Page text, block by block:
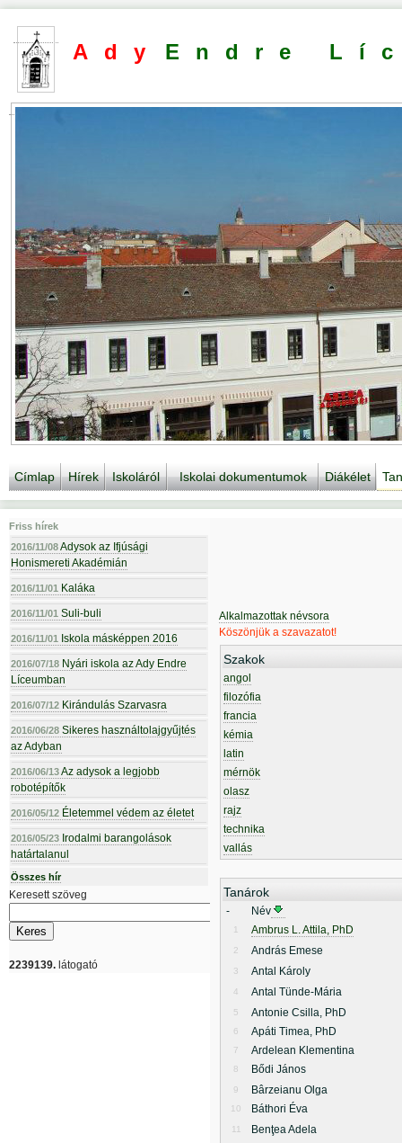
Ady Endre
Címlap Hírek Iskoláról Iskolai dokumentumok Diákélet
Friss hírek
2016/11/08Adysok az Ifjúsági
Honismereti Akadémián
2016/11/01 Kaláka
2016/11/01 Suli-buli
2016/11/01 Iskola másképpen 2016
2016/07/18 Nyári iskola az Ady Endre
Líceumban
2016/07/12 Kirándulás Szarvasra
2016/06/28 Sikeres használtolajgyűjtés
az Adyban
2016/06/13Az adysok a legjobb
robotépítők
2016/05/12 Életemmel védem az életet
2016/05/23 Irodalmi barangolások
határtalanul
Összes hír
Keresett szöveg
2239139. látogató
Alkalmazottak névsora
Köszönjük a szavazatot!
Szakok
angol
filozófia
francia
kémia
latin
mérnök
olasz
rajz
technika
vallás
Tanárok
- Név
1 Ambrus L. Attila, PhD
2 András Emese
3 Antal Károly
4 Antal Tünde-Mária
5 Antonie Csilla, PhD
6 Apáti Timea, PhD
7 Ardelean Klementina
8 Bődi János
9 Bârzeianu Olga
10 Báthori Éva
11 Benţea Adela